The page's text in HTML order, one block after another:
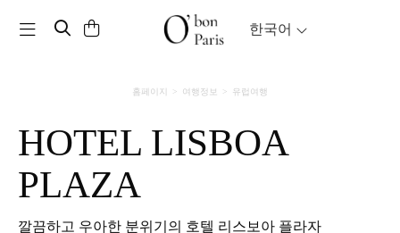
Toggle navigation 한국어
홈페이지 여행정보 유럽여행
HOTEL LISBOA
PLAZA
깔끔하고 우아한 분위기의 호텔 리스보아 플라자